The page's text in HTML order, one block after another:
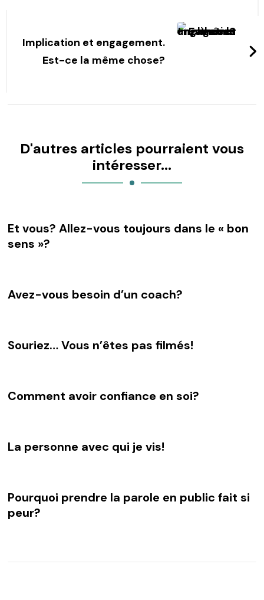
Implication et engagement.
Est-ce la même chose?
D'autres articles pourraient vous
intéresser...
Et vous? Allez-vous toujours dans le « bon
sens »?
Avez-vous besoin d’un coach?
Souriez… Vous n’êtes pas filmés!
Comment avoir confiance en soi?
La personne avec qui je vis!
Pourquoi prendre la parole en public fait si
peur?